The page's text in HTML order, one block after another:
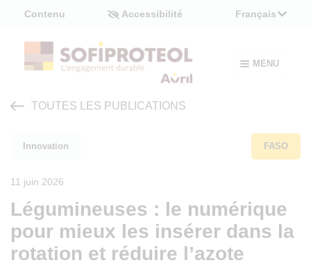
Contenu Accessibilité Français
MENU
TOUTES LES PUBLICATIONS
Innovation FASO
11 juin 2026
Légumineuses : le numérique
pour mieux les insérer dans la
rotation et réduire l’azote